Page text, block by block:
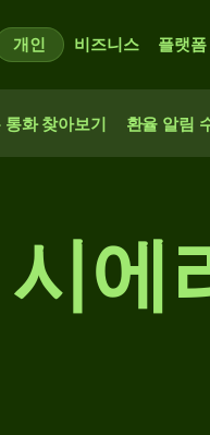
개인 비즈니스 플랫폼
통화 찾아보기 환율 알림
에